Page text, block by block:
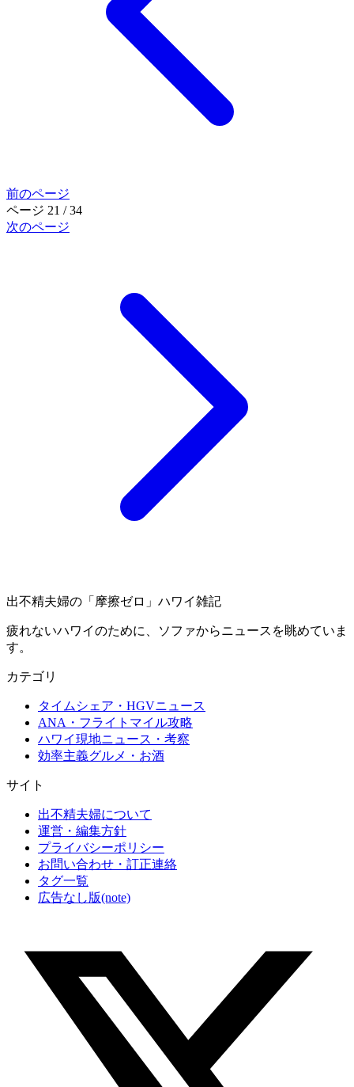
前のページ
ページ 21 / 34
次のページ
出不精夫婦の 「摩擦ゼロ」 ハワイ雑記
疲れないハワイのために、ソファからニュースを眺めていま
す。
カテゴリ
タイムシェア・HGVニュース
ANA・フライトマイル攻略
ハワイ現地ニュース・考察
効率主義グルメ・お酒
サイト
出不精夫婦について
運営・編集方針
プライバシーポリシー
お問い合わせ・訂正連絡
タグ一覧
広告なし版(note)